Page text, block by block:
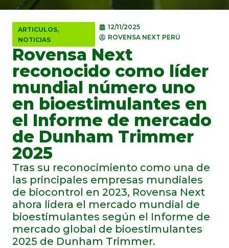
ARTICULOS,
NOTICIAS
12/11/2025
ROVENSA NEXT PERÚ
Rovensa Next
reconocido como líder
mundial número uno
en bioestimulantes en
el Informe de mercado
de Dunham Trimmer
2025
Tras su reconocimiento como una de
las principales empresas mundiales
de biocontrol en 2023, Rovensa Next
ahora lidera el mercado mundial de
bioestimulantes según el Informe de
mercado global de bioestimulantes
2025 de Dunham Trimmer.